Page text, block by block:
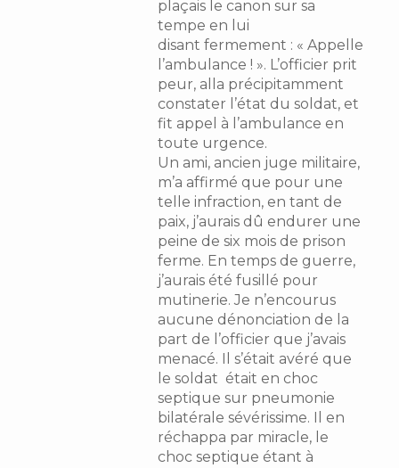
plaçais le canon sur sa
tempe en lui
disant fermement : « Appelle
l’ambulance ! ». L’officier prit
peur, alla précipitamment
constater l’état du soldat, et
fit appel à l’ambulance en
toute urgence.
Un ami, ancien juge militaire,
m’a affirmé que pour une
telle infraction, en tant de
paix, j’aurais dû endurer une
peine de six mois de prison
ferme. En temps de guerre,
j’aurais été fusillé pour
mutinerie. Je n’encourus
aucune dénonciation de la
part de l’officier que j’avais
menacé. Il s’était avéré que
le soldat était en choc
septique sur pneumonie
bilatérale sévérissime. Il en
réchappa par miracle, le
choc septique étant à